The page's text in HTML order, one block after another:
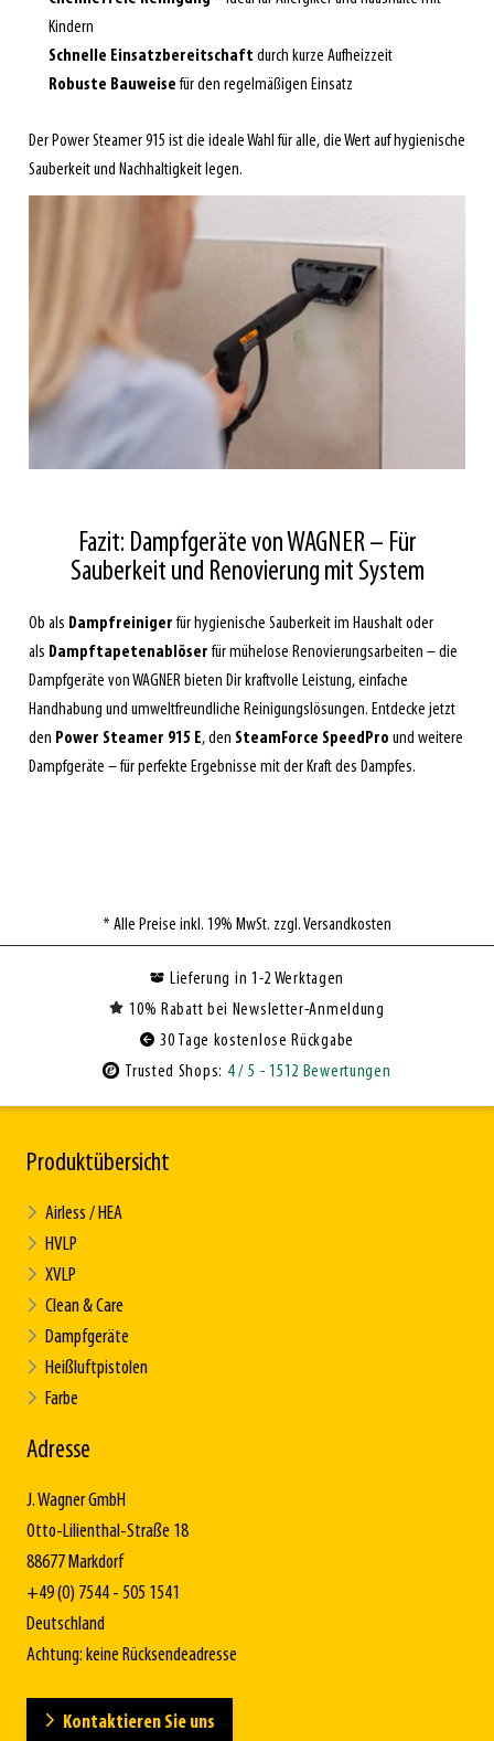
Kindern
Schnelle Einsatzbereitschaft durch kurze Aufheizzeit
Robuste Bauweisefür den regelmäßigen Einsatz
Der Power Steamer 915 ist die ideale Wahl für alle, die Wert auf hygienische
Sauberkeit und Nachhaltigkeit legen.
Fazit: Dampfgeräte von WAGNER – Für
Sauberkeit und Renovierung mit System
Ob als Dampfreinigerfür hygienische Sauberkeit im Haushalt oder
als Dampftapetenablöserfür mühelose Renovierungsarbeiten – die
Dampfgeräte von WAGNER bieten Dir kraftvolle Leistung, einfache
Handhabung und umweltfreundliche Reinigungslösungen. Entdecke jetzt
den Power Steamer 915 E, den SteamForce SpeedPro und weitere
Dampfgeräte – für perfekte Ergebnisse mit der Kraft des Dampfes.
* Alle Preise inkl. 19% MwSt. zzgl. Versandkosten
Lieferung in 1-2 Werktagen
10% Rabatt bei Newsletter-Anmeldung
30 Tage kostenlose Rückgabe
Trusted Shops: 4/ 5 - 1512 Bewertungen
Produktübersicht
Airless / HEA
HVLP
XVLP
Clean & Care
Dampfgeräte
Heißluftpistolen
Farbe
Adresse
J. Wagner GmbH
Otto-Lilienthal-Straße 18
88677 Markdorf
+49 (0) 7544 - 505 1541
Deutschland
Achtung: keine Rücksendeadresse
Kontaktieren Sie uns